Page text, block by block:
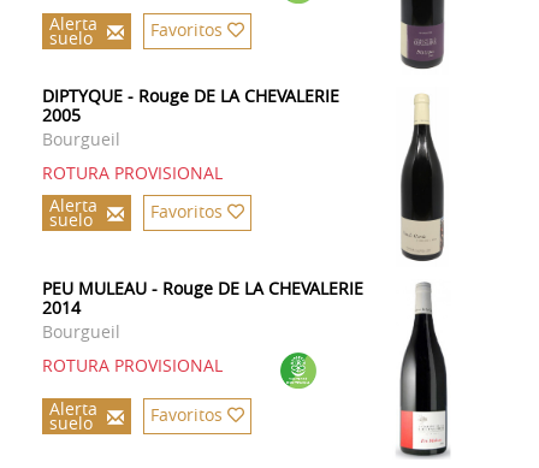
Alerta
suelo Favoritos
DIPTYQUE - Rouge DE LA CHEVALERIE
2005
Bourgueil
ROTURA PROVISIONAL
Alerta
suelo Favoritos
PEU MULEAU - Rouge DE LA CHEVALERIE
2014
Bourgueil
ROTURA PROVISIONAL
Alerta
suelo Favoritos